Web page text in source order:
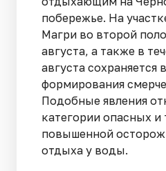
побережье. На
Магри во второй
августа, а также в
августа сохраняется
формирования
Подобные явления
категории опасных и
повышенной
отдыха у воды.